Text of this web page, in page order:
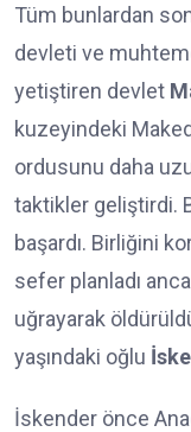
Tüm bunlardan
devleti ve
yetiştiren devlet
kuzeyindeki
ordusunu daha
taktikler geliştirdi.
başardı. Birliğini
sefer planladı
uğrayarak
yaşındaki oğlu
İskender önce